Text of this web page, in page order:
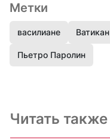
Метки
василиане Ватикан
Пьетро Паролин
Читать также